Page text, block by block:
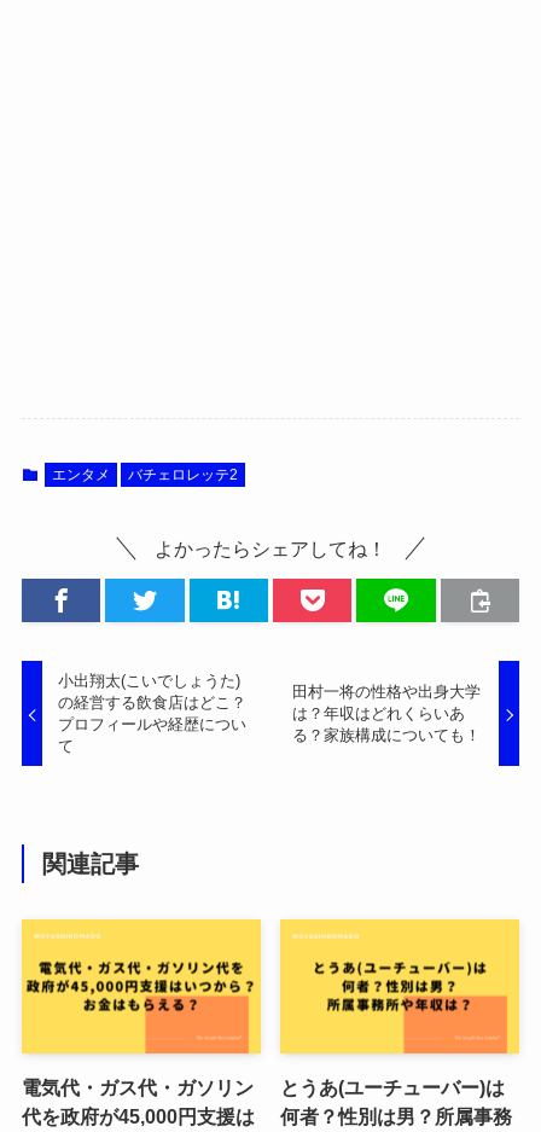
エンタメ バチェロレッテ2
よかったらシェアしてね！
小出翔太(こいでしょうた)
の経営する飲食店はどこ？
プロフィールや経歴につい
て
田村一将の性格や出身大学
は？年収はどれくらいあ
る？家族構成についても！
関連記事
電気代・ガス代・ガソリン
代を政府が45,000円支援は
とうあ(ユーチューバー)は
何者？性別は男？所属事務